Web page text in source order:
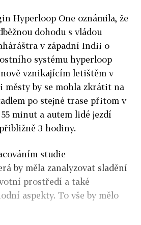
Hyperloop One oznámila, že
dohodu s vládou
v západní Indii o
systému hyperloop
vznikajícím letištěm v
městy by se mohla zkrátit na
po stejné trase přitom v
minut a autem lidé jezdí
3 hodiny.
studie
by měla zanalyzovat sladění
prostředí a také
aspekty. To vše by mělo